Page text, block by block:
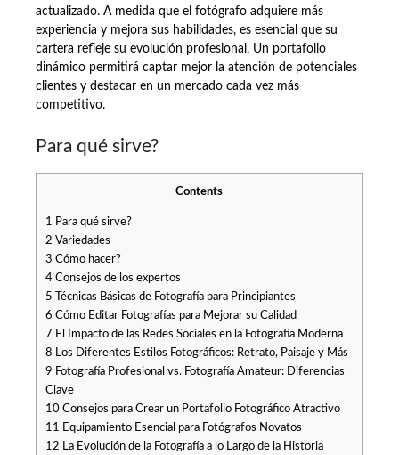
actualizado. A medida que el fotógrafo adquiere más
experiencia y mejora sus habilidades, es esencial que su
cartera refleje su evolución profesional. Un portafolio
dinámico permitirá captar mejor la atención de potenciales
clientes y destacar en un mercado cada vez más
competitivo.
Para qué sirve?
Contents
1
Para qué sirve?
2 Variedades
3 Cómo hacer?
4Consejos de los expertos
5 Técnicas Básicas de Fotografía para Principiantes
6 Cómo Editar Fotografías para Mejorar su Calidad
7 El Impacto de las Redes Sociales en la Fotografía Moderna
8 Los Diferentes Estilos Fotográficos: Retrato, Paisaje y Más
9 Fotografía Profesional vs. Fotografía Amateur: Diferencias
Clave
10Consejos para Crear un Portafolio Fotográfico Atractivo
11
Equipamiento Esencial para Fotógrafos Novatos
12 La Evolución de la Fotografía a lo Largo de la Historia